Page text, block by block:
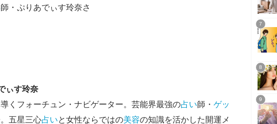
師・ぷりあでぃす玲奈さ
ぃす玲奈
くフォーチュン・ナビゲーター。芸能界最強の占い師・ ゲッ
五星三心占いと女性ならではの美容の知識を活かした開運メ